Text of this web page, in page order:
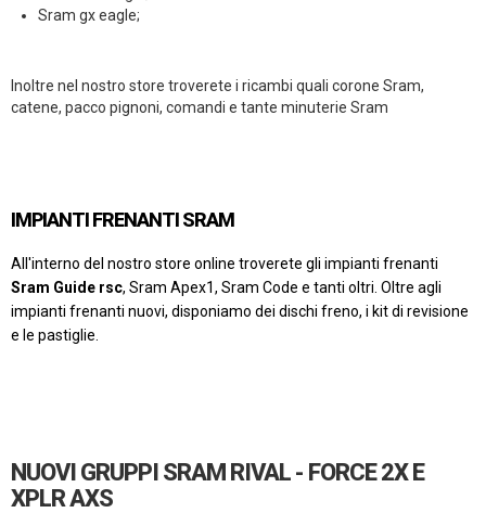
Sram gx eagle;
Inoltre nel nostro store troverete i ricambi quali corone Sram,
catene, pacco pignoni, comandi e tante minuterie Sram
IMPIANTI FRENANTI SRAM
All'interno del nostro store online troverete gli impianti frenanti
Sram Guide rsc, Sram Apex1, Sram Code e tanti oltri. Oltre agli
impianti frenanti nuovi, disponiamo dei dischi freno, i kit di revisione
e le pastiglie.
NUOVI GRUPPI SRAM RIVAL - FORCE 2X E
XPLR AXS